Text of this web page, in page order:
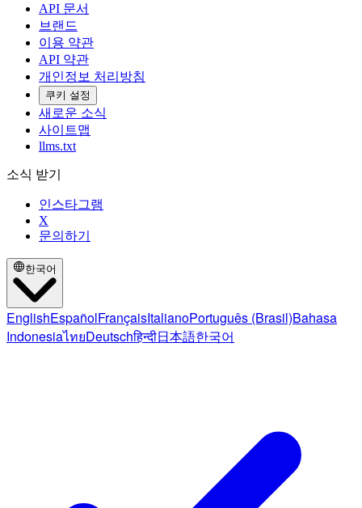
API 문서
브랜드
이용 약관
API 약관
개인정보 처리방침
쿠키 설정
새로운 소식
사이트맵
llms.txt
소식 받기
인스타그램
X
문의하기
한국어
EnglishEspañolFrançaisItalianoPortuguês (Brasil)Bahasa
IndonesiaไทยDeutschहिन्दी日本語한국어